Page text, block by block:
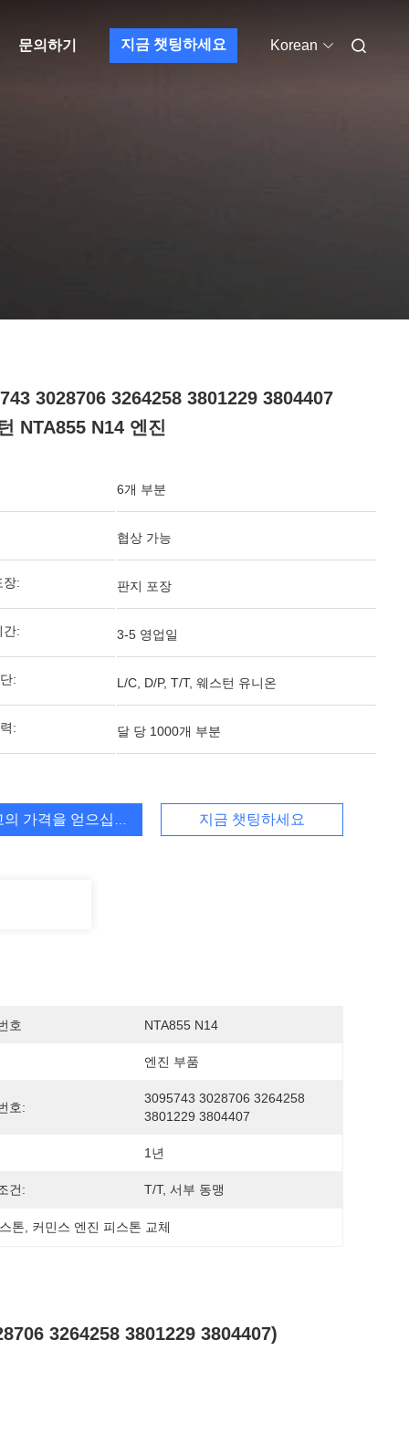
문의하기 지금 챗팅하세요 Korean
3028706 3264258 3801229 3804407
NTA855 N14 엔진
6개 부분
협상 가능
장: 판지 포장
간: 3-5 영업일
: L/C, D/P, T/T, 웨스턴 유니온
: 달 당 1000개 부분
의 가격을 얻으십시오 지금 챗팅하세요
호 NTA855 N14
엔진 부품
호:
3095743 3028706 3264258
3801229 3804407
1년
건: T/T, 서부 동맹
톤 커민스 엔진 피스톤 교체
3264258 3801229 3804407)